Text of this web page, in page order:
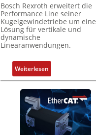
u
n
g
n
d
Z
u
s
t
a
m
b
i
i
r
t
P
o
s
Bosch Rexroth erweitert die
Performance Line seiner
Kugelgewindetriebe um eine
Lösung für vertikale und
dynamische
Linearanwendungen.
Weiterlesen:
N
e
u
e